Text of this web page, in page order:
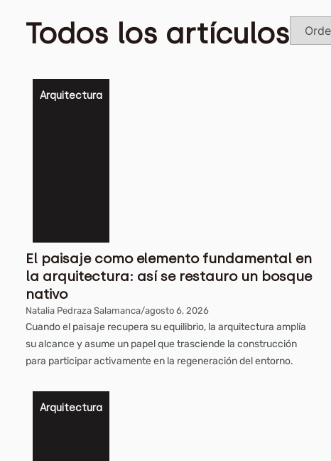
Todos los artículos
Arquitectura
El paisaje como elemento fundamental en
la arquitectura: así se restauro un bosque
nativo
Natalia Pedraza Salamanca/agosto 6, 2026
Cuando el paisaje recupera su equilibrio, la arquitectura amplía
su alcance y asume un papel que trasciende la construcción
para participar activamente en la regeneración del entorno.
Arquitectura